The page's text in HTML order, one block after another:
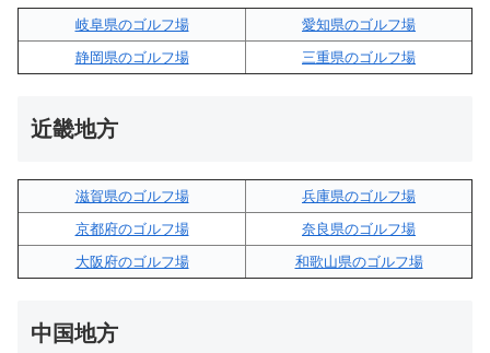
岐阜県のゴルフ場
愛知県のゴルフ場
静岡県のゴルフ場
三重県のゴルフ場
近畿地方
滋賀県のゴルフ場
兵庫県のゴルフ場
京都府のゴルフ場
奈良県のゴルフ場
大阪府のゴルフ場
和歌山県のゴルフ場
中国地方